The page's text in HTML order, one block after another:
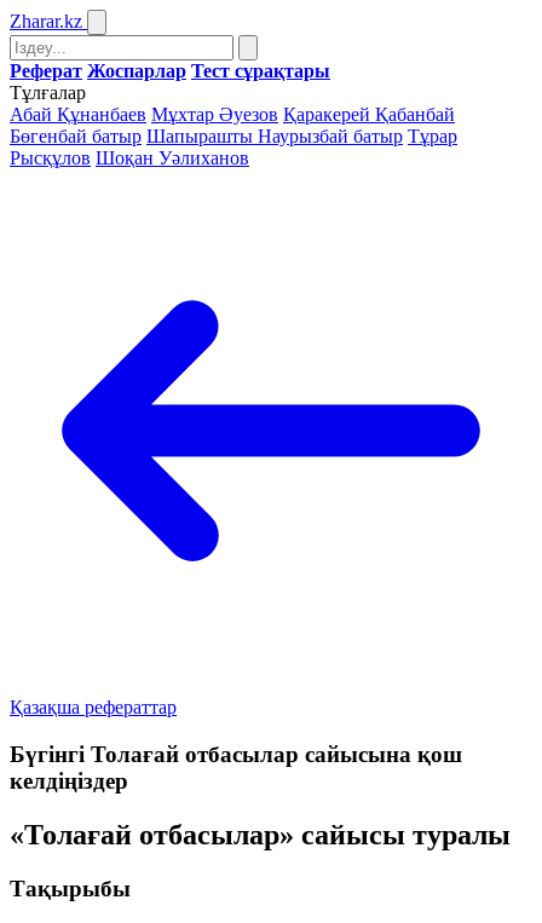
Zharar.kz
Реферат Жоспарлар Тест сұрақтары
Тұлғалар
Абай Құнанбаев Мұхтар Әуезов Қаракерей Қабанбай
Бөгенбай батыр Шапырашты Наурызбай батыр Тұрар
Рысқұлов Шоқан Уәлиханов
Қазақша рефераттар
Бүгінгі Толағай отбасылар сайысына қош
келдіңіздер
«Толағай отбасылар» сайысы туралы
Тақырыбы